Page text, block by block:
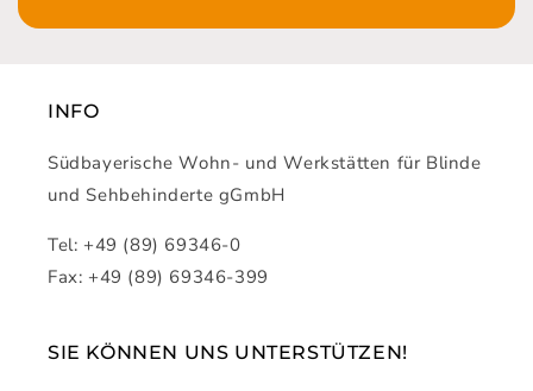
INFO
Südbayerische Wohn- und Werkstätten für Blinde
und Sehbehinderte gGmbH
Tel: +49 (89) 69346-0
Fax: +49 (89) 69346-399
SIE KÖNNEN UNS UNTERSTÜTZEN!